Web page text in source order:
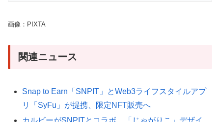
画像：PIXTA
関連ニュース
Snap to Earn「SNPIT」とWeb3ライフスタイルアプ
リ「SyFu」が提携、限定NFT販売へ